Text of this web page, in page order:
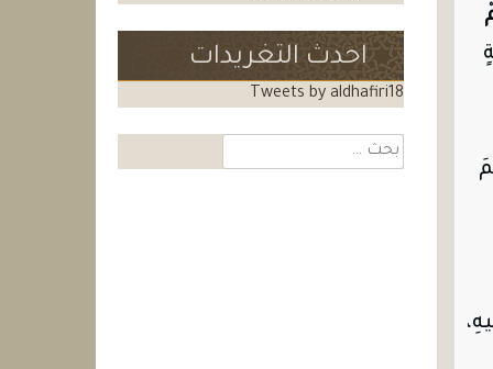
احدث التغريدات
Tweets by aldhafiri18
البحث
عن: